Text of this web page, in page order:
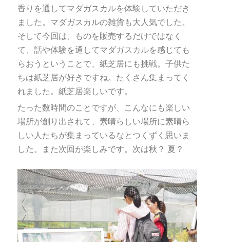
香りを通してマダガスカルを体験していただき
ました。マダガスカルの雑貨も大人気でした。
そして今回は、ものを販売するだけではなく
て、話や体験を通してマダガスカルを感じても
らおうということで、紙芝居にも挑戦。子供た
ちは紙芝居が好きですね。たくさん集まってく
れました。紙芝居楽しいです。
たった数時間のことですが、こんなにも楽しい
場所が創り出されて、素晴らしい場所に素晴ら
しい人たちが集まっているなとつくずく思いま
した。また次回が楽しみです。次は秋？ 夏？